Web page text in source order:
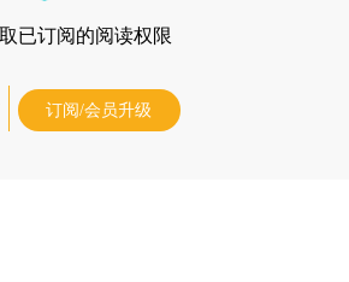
已订阅的阅读权限
订阅/会员升级